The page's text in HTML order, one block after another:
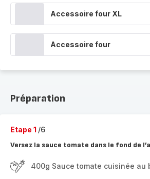
Accessoire four XL
Accessoire four
Préparation
Etape 1 /6
Versez la sauce tomate dans le fond de
400g Sauce tomate cuisinée au